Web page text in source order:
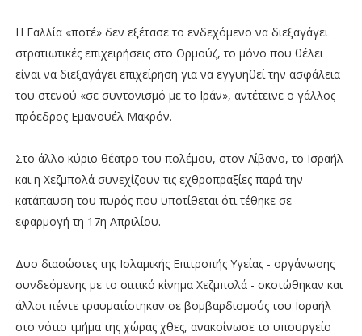
Η Γαλλία «ποτέ» δεν εξέτασε το ενδεχόμενο να διεξαγάγει
στρατιωτικές επιχειρήσεις στο Ορμούζ, το μόνο που θέλει
είναι να διεξαγάγει επιχείρηση για να εγγυηθεί την ασφάλεια
του στενού «σε συντονισμό με το Ιράν», αντέτεινε ο γάλλος
πρόεδρος Εμανουέλ Μακρόν.
Στο άλλο κύριο θέατρο του πολέμου, στον Λίβανο, το Ισραήλ
και η Χεζμπολά συνεχίζουν τις εχθροπραξίες παρά την
κατάπαυση του πυρός που υποτίθεται ότι τέθηκε σε
εφαρμογή τη 17η Απριλίου.
Δυο διασώστες της Ισλαμικής Επιτροπής Υγείας - οργάνωσης
συνδεόμενης με το σιιτικό κίνημα Χεζμπολά - σκοτώθηκαν και
άλλοι πέντε τραυματίστηκαν σε βομβαρδισμούς του Ισραήλ
στο νότιο τμήμα της χώρας χθες, ανακοίνωσε το υπουργείο